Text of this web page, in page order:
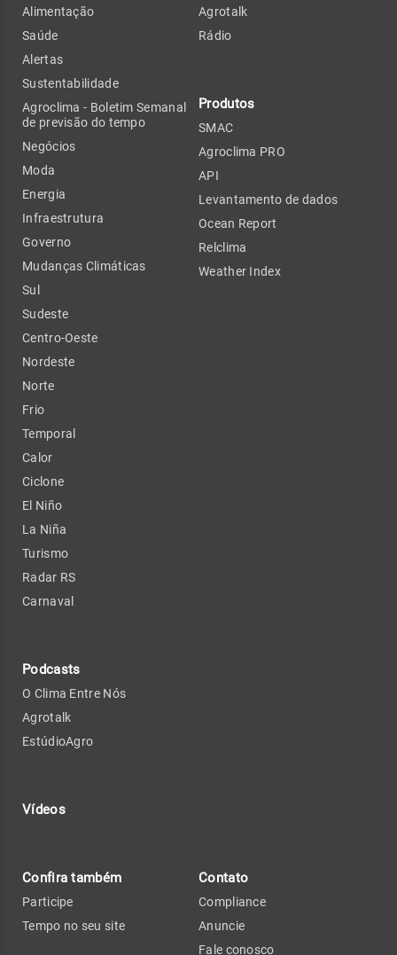
Alimentação
Saúde
Alertas
Sustentabilidade
Agroclima - Boletim Semanal
de previsão do tempo
Negócios
Moda
Energia
Infraestrutura
Governo
Mudanças Climáticas
Sul
Sudeste
Centro-Oeste
Nordeste
Norte
Frio
Temporal
Calor
Ciclone
El Niño
La Niña
Turismo
Radar RS
Carnaval
Podcasts
O Clima Entre Nós
Agrotalk
EstúdioAgro
Vídeos
Agrotalk
Rádio
Produtos
SMAC
Agroclima PRO
API
Levantamento de dados
Ocean Report
Relclima
Weather Index
Confira também
Participe
Tempo no seu site
Contato
Compliance
Anuncie
Fale conosco